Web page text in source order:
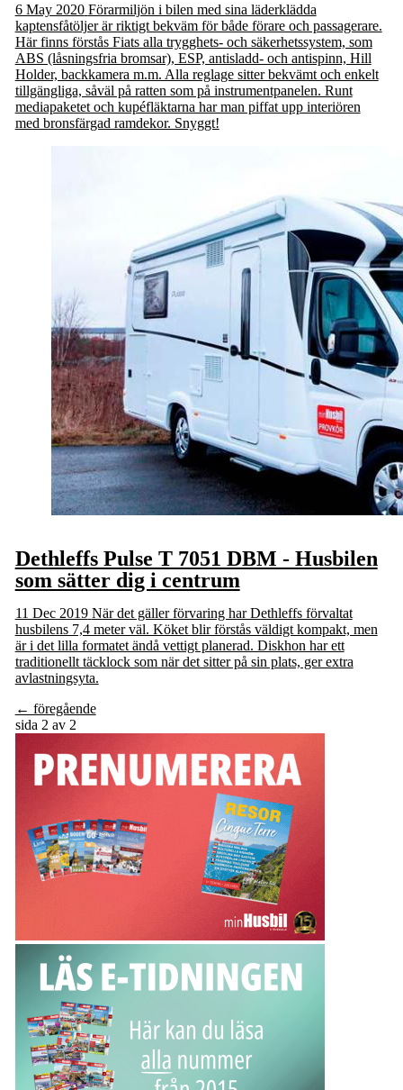
6 May 2020 Förarmiljön i bilen med sina läderklädda
kaptensfåtöljer är riktigt bekväm för både förare och passagerare.
Här finns förstås Fiats alla trygghets- och säkerhetssystem, som
ABS (låsningsfria bromsar), ESP, antisladd- och antispinn, Hill
Holder, backkamera m.m. Alla reglage sitter bekvämt och enkelt
tillgängliga, såväl på ratten som på instrumentpanelen. Runt
mediapaketet och kupéfläktarna har man piffat upp interiören
med bronsfärgad ramdekor. Snyggt!
Dethleffs Pulse T 7051 DBM - Husbilen
som sätter dig i centrum
11 Dec 2019 När det gäller förvaring har Dethleffs förvaltat
husbilens 7,4 meter väl. Köket blir förstås väldigt kompakt, men
är i det lilla formatet ändå vettigt planerad. Diskhon har ett
traditionellt täcklock som när det sitter på sin plats, ger extra
avlastningsyta.
← föregående
sida 2 av 2